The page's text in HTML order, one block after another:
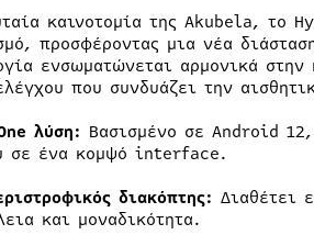
καινοτομία της Akubela, το
προσφέροντας μια νέα
ενσωματώνεται αρμονικά
που συνδυάζει την
λύση: Βασισμένο σε Android
σε ένα κομψό interface.
διακόπτης: Διαθέτει
και μοναδικότητα.